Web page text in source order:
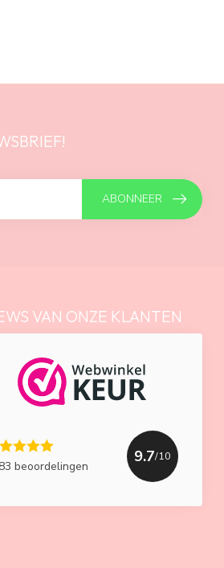
ABONNEER
VAN ONZE KLANTEN
beoordelingen
9.7/10